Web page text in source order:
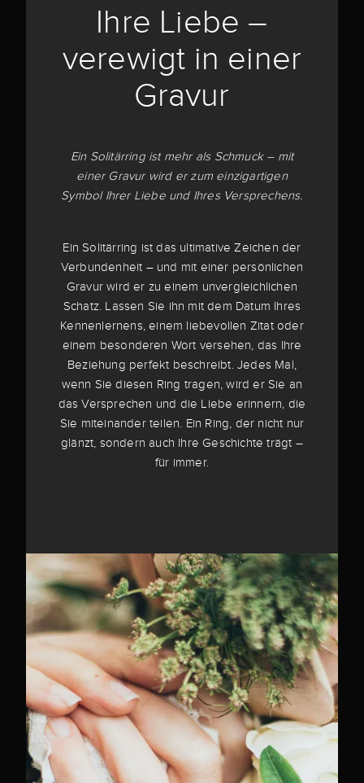
Ihre Liebe –
verewigt in einer
Gravur
Ein Solitärring ist mehr als Schmuck – mit
einer Gravur wird er zum einzigartigen
Symbol Ihrer Liebe und Ihres Versprechens.
Ein Solitärring ist das ultimative Zeichen der
Verbundenheit – und mit einer persönlichen
Gravur wird er zu einem unvergleichlichen
Schatz. Lassen Sie ihn mit dem Datum Ihres
Kennenlernens, einem liebevollen Zitat oder
einem besonderen Wort versehen, das Ihre
Beziehung perfekt beschreibt. Jedes Mal,
wenn Sie diesen Ring tragen, wird er Sie an
das Versprechen und die Liebe erinnern, die
Sie miteinander teilen. Ein Ring, der nicht nur
glänzt, sondern auch Ihre Geschichte trägt –
für immer.